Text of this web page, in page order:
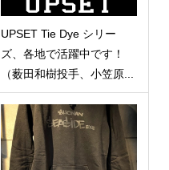
UPSET Tie Dye シリー
ズ、各地で活躍中です！
（薮田和樹投手、小笠原...